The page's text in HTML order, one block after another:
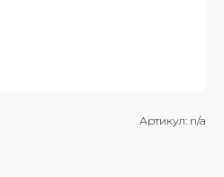
Артикул: n/a